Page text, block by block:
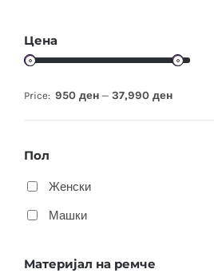
Цена
Price: 950 ден — 37,990 ден
Пол
Женски
Машки
Материјал на ремче